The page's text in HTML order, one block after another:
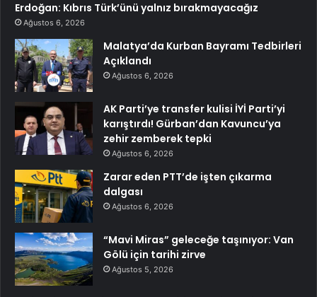
Erdoğan: Kıbrıs Türk’ünü yalnız bırakmayacağız
Ağustos 6, 2026
Malatya’da Kurban Bayramı Tedbirleri
Açıklandı
Ağustos 6, 2026
AK Parti’ye transfer kulisi İYİ Parti’yi
karıştırdı! Gürban’dan Kavuncu’ya
zehir zemberek tepki
Ağustos 6, 2026
Zarar eden PTT’de işten çıkarma
dalgası
Ağustos 6, 2026
“Mavi Miras” geleceğe taşınıyor: Van
Gölü için tarihi zirve
Ağustos 5, 2026